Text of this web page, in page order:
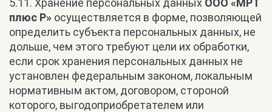
5.11. Хранение персональных данных ООО «МРТ
плюс Р» осуществляется в форме, позволяющей
определить субъекта персональных данных, не
дольше, чем этого требуют цели их обработки,
если срок хранения персональных данных не
установлен федеральным законом, локальным
нормативным актом, договором, стороной
которого, выгодоприобретателем или